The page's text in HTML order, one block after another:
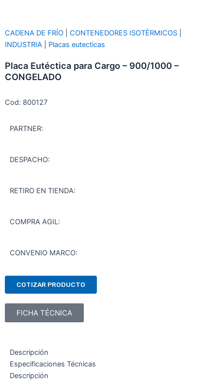
CADENA DE FRÍO CONTENEDORES ISOTÉRMICOS
INDUSTRIA
Placas eutecticas
Placa Eutéctica para Cargo – 900/1000 –
CONGELADO
Cod: 800127
PARTNER:
DESPACHO:
RETIRO EN TIENDA:
COMPRA AGIL:
CONVENIO MARCO:
COTIZAR PRODUCTO
FICHA TÉCNICA
Descripción
Especificaciones Técnicas
Descripción